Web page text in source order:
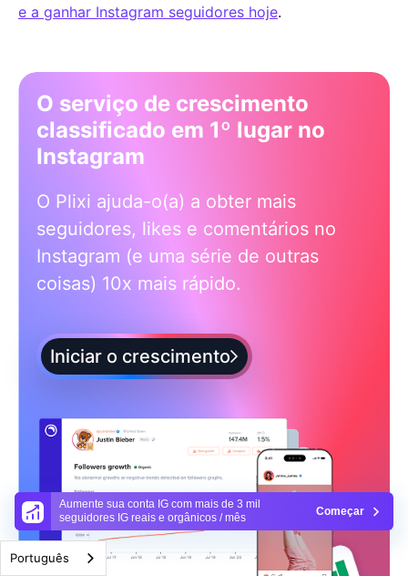
Aumente sua conta IG com mais de 3 mil
seguidores IG reais e orgânicos / mês
Começar
e a ganhar Instagram seguidores hoje.
O serviço de crescimento
classificado em 1º lugar no
Instagram
O Plixi ajuda-o(a) a obter mais
seguidores, likes e comentários no
Instagram (e uma série de outras
coisas) 10x mais rápido.
Iniciar o crescimento
Português